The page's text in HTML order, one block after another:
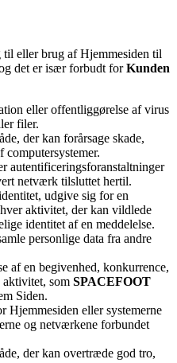
til eller brug af Hjemmesiden til
det er især forbudt forKunden
eller offentliggørelse af virus
filer.
der kan forårsage skade,
autentificeringsforanstaltninger
netværk tilsluttet hertil.
udgive sig for en
aktivitet, der kan vildlede
identitet af en meddelelse.
personlige data fra andre
af en begivenhed, konkurrence,
aktivitet, som SPACEFOOT
Siden.
Hjemmesiden eller systemerne
og netværkene forbundet
der kan overtræde god tro,